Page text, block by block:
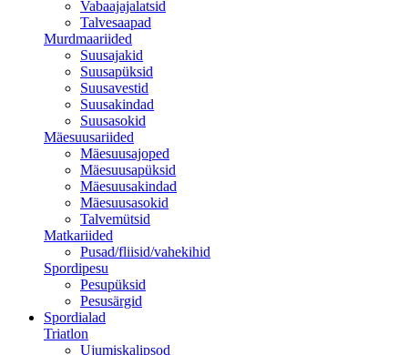
Vabaajajalatsid
Talvesaapad
Murdmaariided
Suusajakid
Suusapüksid
Suusavestid
Suusakindad
Suusasokid
Mäesuusariided
Mäesuusajoped
Mäesuusapüksid
Mäesuusakindad
Mäesuusasokid
Talvemütsid
Matkariided
Pusad/fliisid/vahekihid
Spordipesu
Pesupüksid
Pesusärgid
Spordialad
Triatlon
Ujumiskalipsod